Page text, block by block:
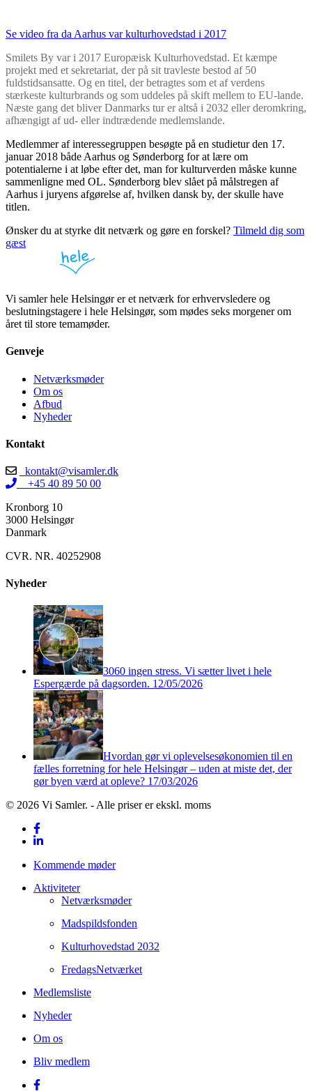
Se video fra da Aarhus var kulturhovedstad i 2017
Smilets By var i 2017 Europæisk Kulturhovedstad. Et kæmpe
projekt med et sekretariat, der på sit travleste bestod af 50
fuldstidsansatte. Og en titel, der betragtes som et af verdens
stærkeste kulturbrands og som uddeles på skift mellem to EU-lande.
Næste gang det bliver Danmarks tur er altså i 2032 eller deromkring,
afhængigt af ud- eller indtrædende medlemslande.
Medlemmer af interessegruppen besøgte på en studietur den 17.
januar 2018 både Aarhus og Sønderborg for at lære om
potentialerne i at løbe efter det, man for kulturverden måske kunne
sammenligne med OL. Sønderborg blev slået på målstregen af
Aarhus i juryens afgørelse af, hvilken dansk by, der skulle have
titlen.
Ønsker du at styrke dit netværk og gøre en forskel? Tilmeld dig som
gæst
Vi samler hele Helsingør er et netværk for erhvervsledere og
beslutningstagere i hele Helsingør, som mødes seks morgener om
året til store temamøder.
Genveje
Netværksmøder
Om os
Afbud
Nyheder
Kontakt
kontakt@visamler.dk
+45 40 89 50 00
Kronborg 10
3000 Helsingør
Danmark
CVR. NR. 40252908
Nyheder
3060 ingen stress. Vi sætter livet i hele
Espergærde på dagsorden. 12/05/2026
Hvordan gør vi oplevelsesøkonomien til en
fælles forretning for hele Helsingør – uden at miste det, der
gør byen værd at opleve? 17/03/2026
© 2026 Vi Samler. - Alle priser er ekskl. moms
facebook
linkedin
Close
Kommende møder
Aktiviteter
Netværksmøder
Madspildsfonden
Kulturhovedstad 2032
FredagsNetværket
Medlemsliste
Nyheder
Om os
Bliv medlem
facebook